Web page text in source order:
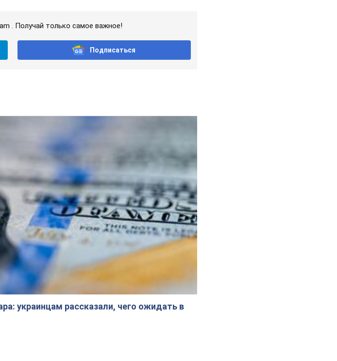
. Получай только самое важное!
Подписаться
украинцам рассказали, чего ожидать в